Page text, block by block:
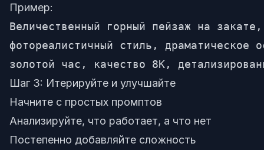
Пример:
Величественный горный пейзаж на закате,
фотореалистичный стиль, драматическое
Шаг 3: Итерируйте и улучшайте
Начните с простых промптов
Анализируйте, что работает, а что нет
Постепенно добавляйте сложность